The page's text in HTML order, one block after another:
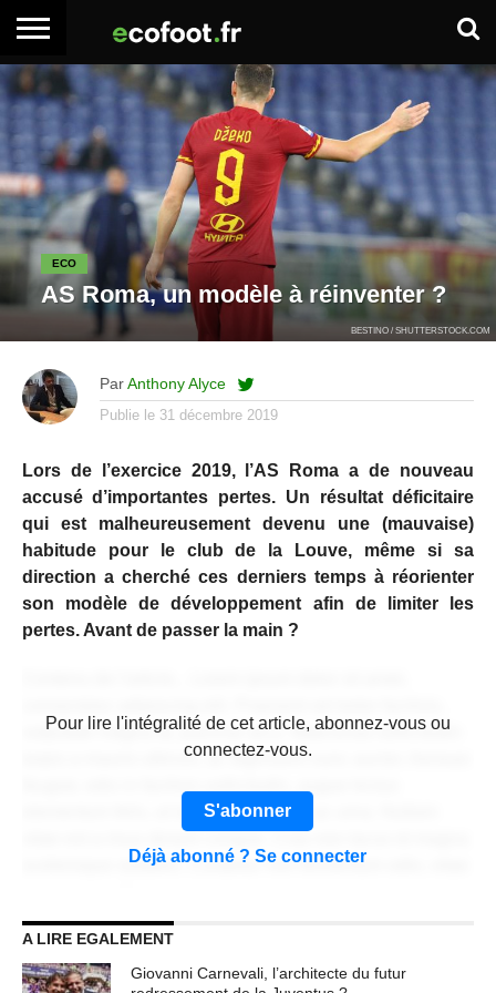
ACCUEIL
ARTICLES
PREMIUM
ADHÉSION
PREMIUM
SE
CONNECTER
EMPLOI
BOITE
À
OUTILS
ECO
AS Roma, un modèle à réinventer ?
BESTINO / SHUTTERSTOCK.COM
Par Anthony Alyce
Publie le 31 décembre 2019
Lors de l’exercice 2019, l’AS Roma a de nouveau
accusé d’importantes pertes. Un résultat déficitaire
qui est malheureusement devenu une (mauvaise)
habitude pour le club de la Louve, même si sa
direction a cherché ces derniers temps à réorienter
son modèle de développement afin de limiter les
pertes. Avant de passer la main ?
vulputate magna at, pulvinar arcu. Maecenas sollicitudin
turpis a mauris ultrices, ac dignissim nunc auctor. Aenean
elementum felis, ut lacinia nulla urna ac urna. Nullam
scelerisque sodales. Curabitur non fermentum odio, vitae
Lorem ipsum dolor sit amet, consectetur adipiscing elit.
Praesent vel tortor facilisis, vulputate magna at, pulvinar
CONTENU RÉSERVÉ AUX
ABONNÉS
Pour lire l'intégralité de cet article, abonnez-vous ou
connectez-vous.
S'abonner
Déjà abonné ? Se connecter
A LIRE EGALEMENT
Giovanni Carnevali, l’architecte du futur